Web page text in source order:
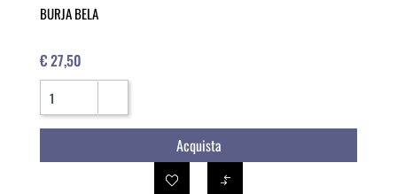
BURJA BELA
€ 27,50
Quantità
Acquista